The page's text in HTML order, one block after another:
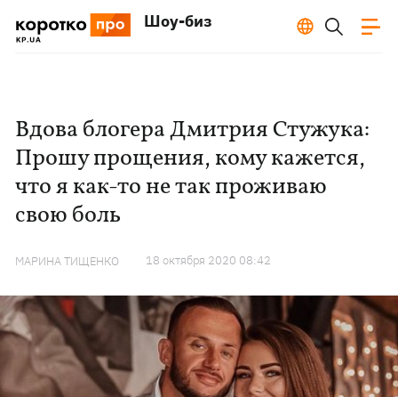
Шоу-биз
Вдова блогера Дмитрия Стужука:
Прошу прощения, кому кажется,
что я как-то не так проживаю
свою боль
МАРИНА ТИЩЕНКО 18 октября 2020 08:42